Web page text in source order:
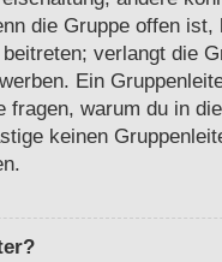
die Gruppe offen
verlangt die
Ein
fragen, warum du in
keinen